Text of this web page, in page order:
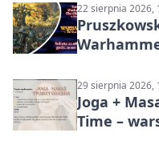
22 sierpnia 2026,
29 sierpnia 2026,
Joga +
Time –